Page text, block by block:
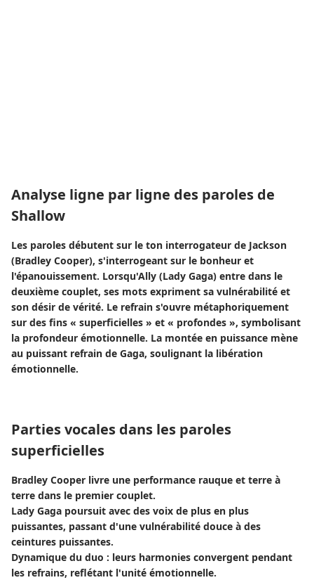
Analyse ligne par ligne des paroles de
Shallow
Les paroles débutent sur le ton interrogateur de Jackson
(Bradley Cooper), s'interrogeant sur le bonheur et
l'épanouissement. Lorsqu'Ally (Lady Gaga) entre dans le
deuxième couplet, ses mots expriment sa vulnérabilité et
son désir de vérité. Le refrain s'ouvre métaphoriquement
sur des fins « superficielles » et « profondes », symbolisant
la profondeur émotionnelle. La montée en puissance mène
au puissant refrain de Gaga, soulignant la libération
émotionnelle.
Parties vocales dans les paroles
superficielles
Bradley Cooper livre une performance rauque et terre à
terre dans le premier couplet.
Lady Gaga poursuit avec des voix de plus en plus
puissantes, passant d'une vulnérabilité douce à des
ceintures puissantes.
Dynamique du duo : leurs harmonies convergent pendant
les refrains, reflétant l'unité émotionnelle.